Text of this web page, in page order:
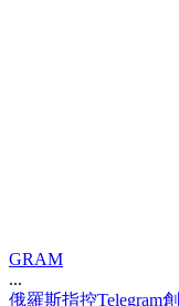
GRAM
...
俄羅斯指控Telegram創